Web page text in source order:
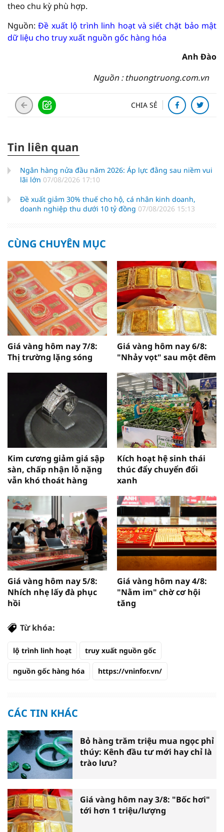
theo chu kỳ phù hợp.
Nguồn:Đề xuất lộ trình linh hoạt và siết chặt bảo mật
dữ liệu cho truy xuất nguồn gốc hàng hóa
Anh Đào
Nguồn : thuongtruong.com.vn
CHIA SẺ
Tin liên quan
Ngân hàng nửa đầu năm 2026: Áp lực đằng sau niềm vui
lãi lớn 07/08/2026 17:10
Đề xuất giảm 30% thuế cho hộ, cá nhân kinh doanh,
doanh nghiệp thu dưới 10 tỷ đồng 07/08/2026 15:13
CÙNG CHUYÊN MỤC
Giá vàng hôm nay 7/8:
Thị trường lặng sóng
Giá vàng hôm nay 6/8:
"Nhảy vọt" sau một đêm
Kim cương giảm giá sập
sàn, chấp nhận lỗ nặng
vẫn khó thoát hàng
Kích hoạt hệ sinh thái
thúc đẩy chuyển đổi
xanh
Giá vàng hôm nay 5/8:
Nhích nhẹ lấy đà phục
hồi
Giá vàng hôm nay 4/8:
"Nằm im" chờ cơ hội
tăng
Từ khóa:
lộ trình linh hoạt truy xuất nguồn gốc
nguồn gốc hàng hóa https://vninfor.vn/
CÁC TIN KHÁC
Bỏ hàng trăm triệu mua ngọc phỉ
thúy: Kênh đầu tư mới hay chỉ là
trào lưu?
Giá vàng hôm nay 3/8: "Bốc hơi"
tới hơn 1 triệu/lượng